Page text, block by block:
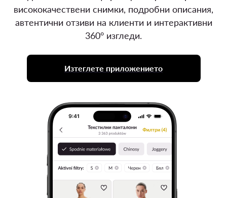
висококачествени снимки, подробни описания,
автентични отзиви на клиенти и интерактивни
360° изгледи.
Изтеглете приложението